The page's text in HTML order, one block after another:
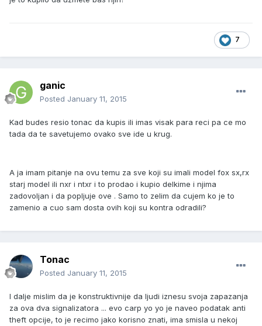
7
ganic
Posted January 11, 2015
Kad budes resio tonac da kupis ili imas visak para reci pa ce mo
tada da te savetujemo ovako sve ide u krug.
A ja imam pitanje na ovu temu za sve koji su imali model fox sx,rx
starj model ili nxr i ntxr i to prodao i kupio delkime i njima
zadovoljan i da popljuje ove . Samo to zelim da cujem ko je to
zamenio a cuo sam dosta ovih koji su kontra odradili?
Tonac
Posted January 11, 2015
I dalje mislim da je konstruktivnije da ljudi iznesu svoja zapazanja
za ova dva signalizatora ... evo carp yo yo je naveo podatak anti
theft opcije, to je recimo jako korisno znati, ima smisla u nekoj